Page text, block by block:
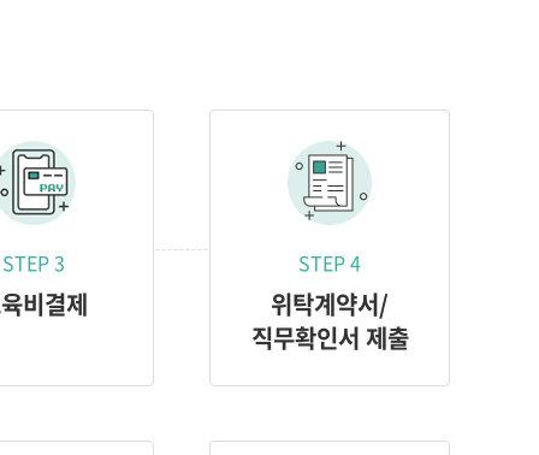
STEP 3
비결제
STEP 4
위탁계약서/
직무확인서 제출